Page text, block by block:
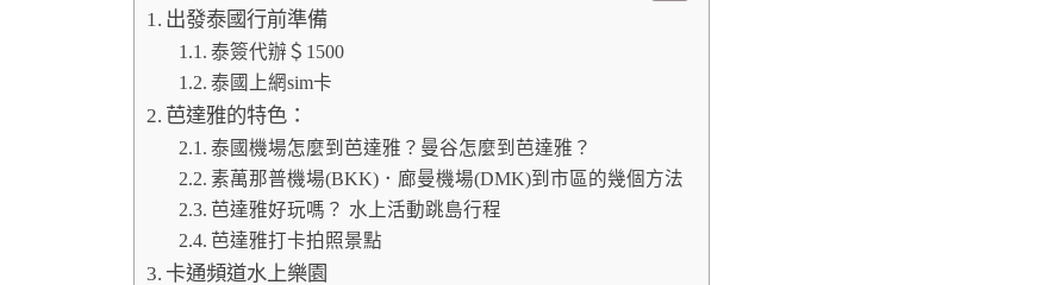
出發泰國行前準備
泰簽代辦＄1500
泰國上網sim卡
芭達雅的特色：
泰國機場怎麼到芭達雅？曼谷怎麼到芭達雅？
素萬那普機場(BKK)．廊曼機場(DMK)到市區的幾個方法
芭達雅好玩嗎？ 水上活動跳島行程
芭達雅打卡拍照景點
卡通頻道水上樂園